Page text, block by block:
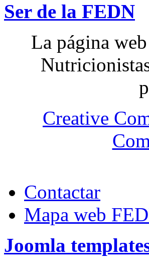
Ser de la FEDN
La página
Creative
Contactar
Mapa web
Joomla